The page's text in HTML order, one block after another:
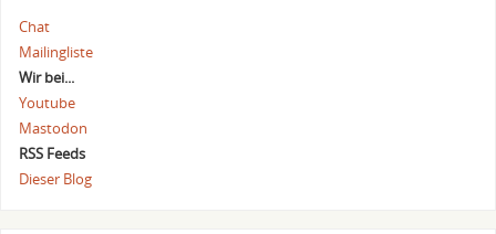
Chat
Mailingliste
Wir bei...
Youtube
Mastodon
RSS Feeds
Dieser Blog